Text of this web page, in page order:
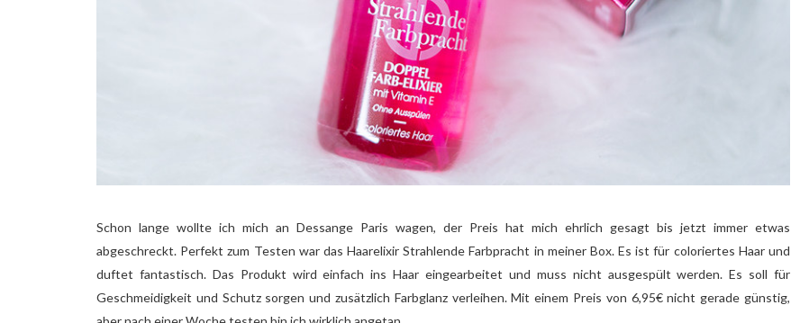
Schon lange wollte ich mich an Dessange Paris wagen, der Preis hat mich ehrlich gesagt bis jetzt immer etwas
abgeschreckt. Perfekt zum Testen war das Haarelixir Strahlende Farbpracht in meiner Box. Es ist für coloriertes Haar und
duftet fantastisch. Das Produkt wird einfach ins Haar eingearbeitet und muss nicht ausgespült werden. Es soll für
Geschmeidigkeit und Schutz sorgen und zusätzlich Farbglanz verleihen. Mit einem Preis von 6,95€ nicht gerade günstig,